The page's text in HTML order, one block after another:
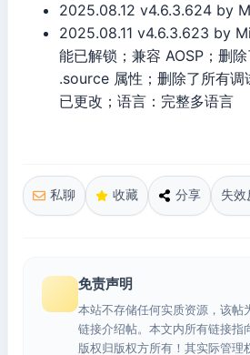
2025.08.12 v4.6.3.624 by
2025.08.11 v4.6.3.623 by
能已解锁；兼容 AOSP；删
.source 属性；删除了所有调
已更改；语言：完整多语言
私聊 收藏 分享 失效
免责声明
本站不存储任何实质资源，该帖
链接介绍帖。本文内所有链接指
版权归版权方所有！其实际管理